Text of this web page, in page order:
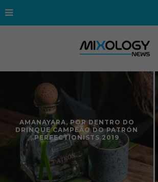
ENTREVISTA – RODOLFO BOB DÁ
DICAS PARA O PATRON
PERFECTIONIST 2019